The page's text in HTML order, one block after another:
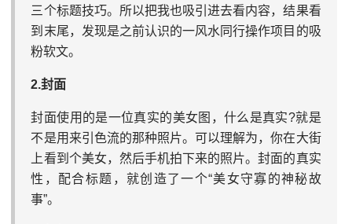
三个标题技巧。所以把我也吸引进去看内容，结果看
到末尾，发现是之前认识的一风水同行操作项目的吸
粉软文。
2.封面
封面使用的是一位真实的美女图，什么是真实?就是
不是用来引色流的那种照片。可以理解为，你在大街
上看到个美女，然后手机拍下来的照片。封面的真实
性，配合标题，就创造了一个“美女守寡的神秘故
事”。